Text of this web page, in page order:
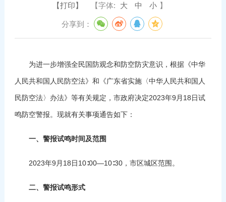
【打印】 【字体: 大 中 小 】
分享到：
为进一步增强全民国防观念和防空防灾意识，根据《中华
人民共和国人民防空法》和《广东省实施〈中华人民共和国人
民防空法〉办法》等有关规定，市政府决定2023年9月18日试
鸣防空警报。现就有关事项通告如下：
一、警报试鸣时间及范围
2023年9月18日10∶00—10∶30，市区城区范围。
二、警报试鸣形式